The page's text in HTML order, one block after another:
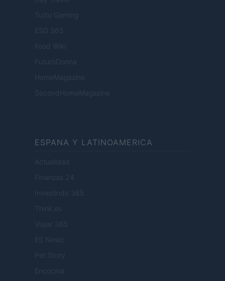
Tutto Gaming
ESG 365
Food Wiki
FuturoDonna
HomeMagazine
SecondHomeMagazine
ESPANA Y LATINOAMERICA
Actualidad
Finanzas 24
Investindo 365
Think.es
Viajar 365
ES Newz
Pet Story
Encocina